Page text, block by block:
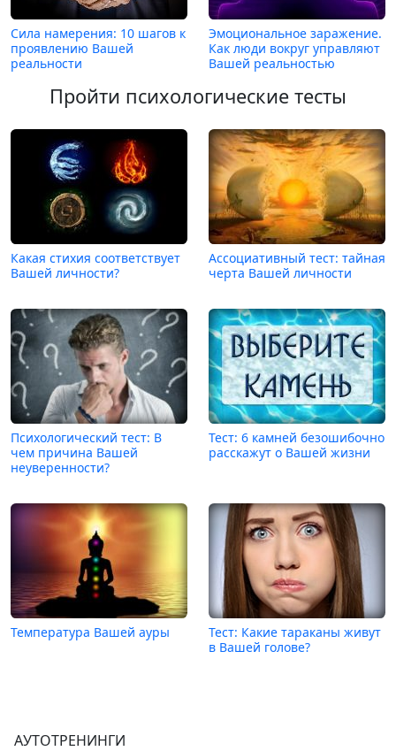
Сила намерения: 10 шагов к
проявлению Вашей
реальности
Эмоциональное заражение.
Как люди вокруг управляют
Вашей реальностью
Пройти психологические тесты
Какая стихия соответствует
Вашей личности?
Ассоциативный тест: тайная
черта Вашей личности
Психологический тест: В
чем причина Вашей
неуверенности?
Тест: 6 камней безошибочно
расскажут о Вашей жизни
Температура Вашей ауры
Тест: Какие тараканы живут
в Вашей голове?
АУТОТРЕНИНГИ